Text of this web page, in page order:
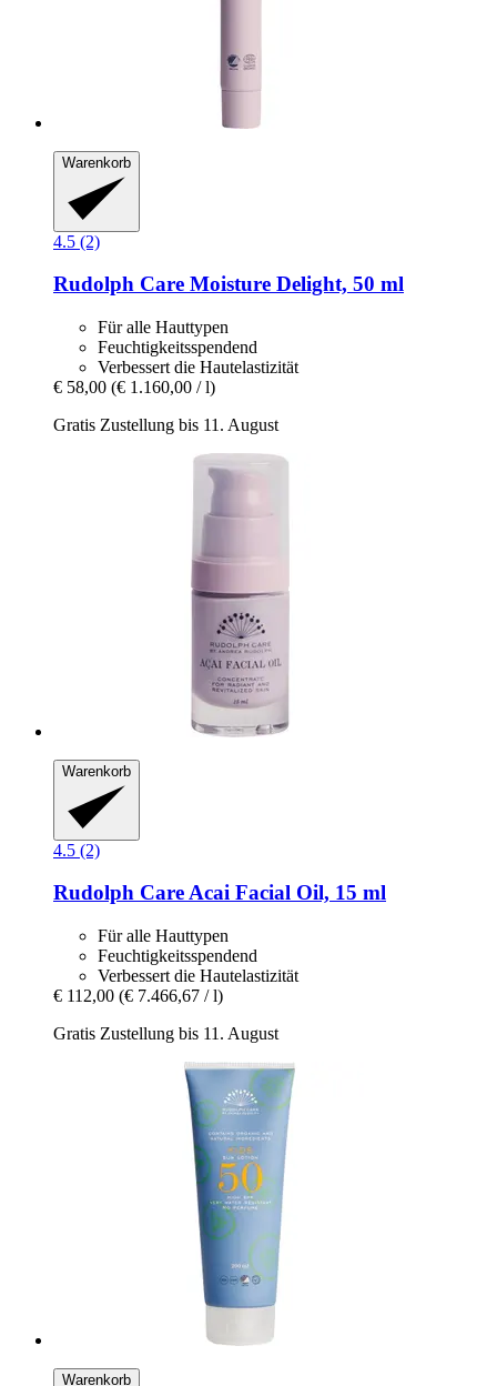
Warenkorb
4.5 (2)
Rudolph Care Moisture Delight, 50 ml
Für alle Hauttypen
Feuchtigkeitsspendend
Verbessert die Hautelastizität
€ 58,00 (€ 1.160,00 / l)
Gratis Zustellung bis 11. August
Warenkorb
4.5 (2)
Rudolph CareAcai Facial Oil, 15 ml
Für alle Hauttypen
Feuchtigkeitsspendend
Verbessert die Hautelastizität
€ 112,00 (€ 7.466,67 / l)
Gratis Zustellung bis 11. August
Warenkorb